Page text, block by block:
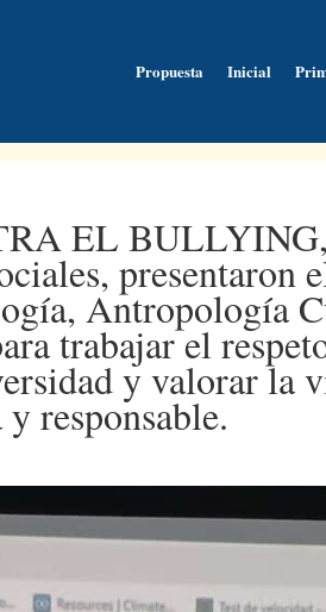
Propuesta Inicial
EL BULLYING,
presentaron
Antropología
trabajar el
y valorar la
responsable.